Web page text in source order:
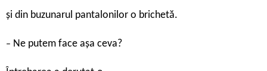
și din buzunarul pantalonilor o brichetă.
– Ne putem face așa ceva?